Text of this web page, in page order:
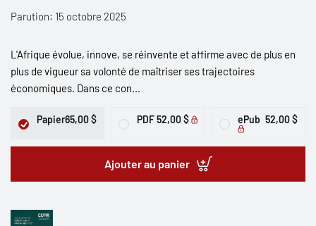
Parution: 15 octobre 2025
L'Afrique évolue, innove, se réinvente et affirme avec de plus en
plus de vigueur sa volonté de maîtriser ses trajectoires
économiques. Dans ce con...
Papier65,00 $ PDF52,00 $ ePub 52,00 $
Ajouter au panier